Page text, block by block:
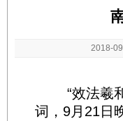
2018-
“效法羲和
词，9月21日